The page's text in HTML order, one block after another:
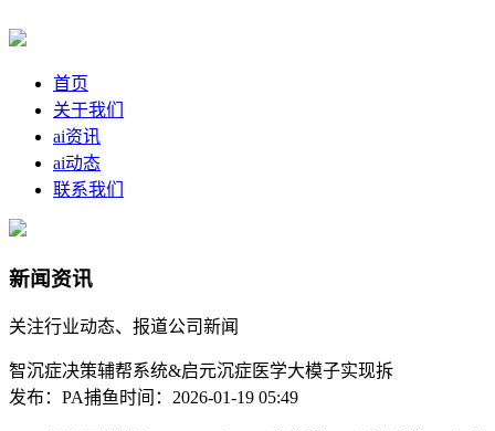
首页
关于我们
ai资讯
ai动态
联系我们
新闻资讯
关注行业动态、报道公司新闻
智沉症决策辅帮系统&启元沉症医学大模子实现拆
发布：PA捕鱼时间：2026-01-19 05:49